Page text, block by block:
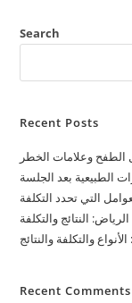
Search
Recent Posts
الطفح وعلامات الخطر
الطبيعية بعد الجلسة
التي تحدد التكلفة
النتائج والتكلفة
والتكلفة والنتائج
Recent Comments